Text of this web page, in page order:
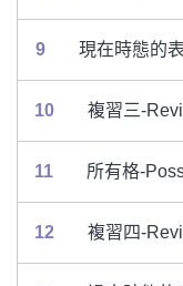
9 現在時態的
10 複習三-
11 所有格-
12 複習四-